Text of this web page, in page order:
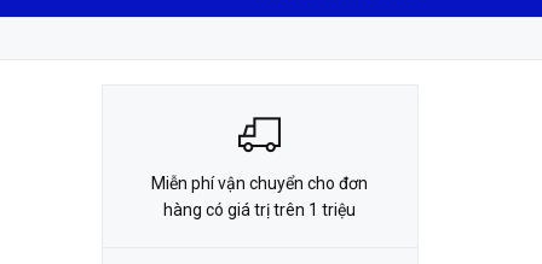
Miễn phí vận chuyển cho đơn
hàng có giá trị trên 1 triệu